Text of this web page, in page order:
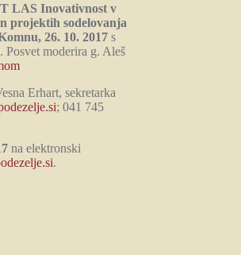
LAS Inovativnost v
projektih sodelovanja
26. 10. 2017 s
moderira g. Aleš
Erhart, sekretarka
; 041 745
na elektronski
.